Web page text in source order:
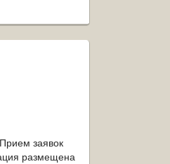
заявок
размещена